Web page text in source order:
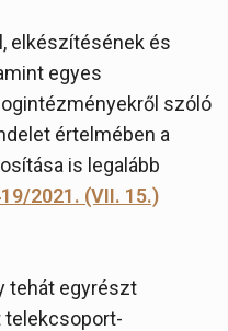
elkészítésének és
egyes
szóló
értelmében a
is legalább
2021. (VII. 15.)
tehát egyrészt
telekcsoport-